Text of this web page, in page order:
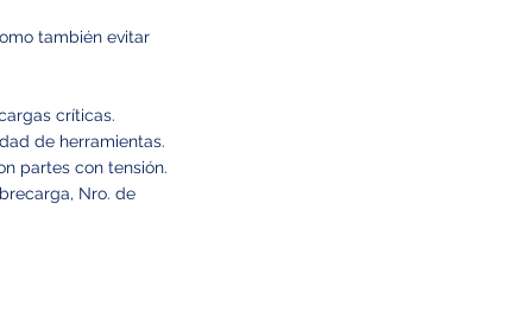
también evitar
críticas.
de herramientas.
partes con tensión.
Nro. de